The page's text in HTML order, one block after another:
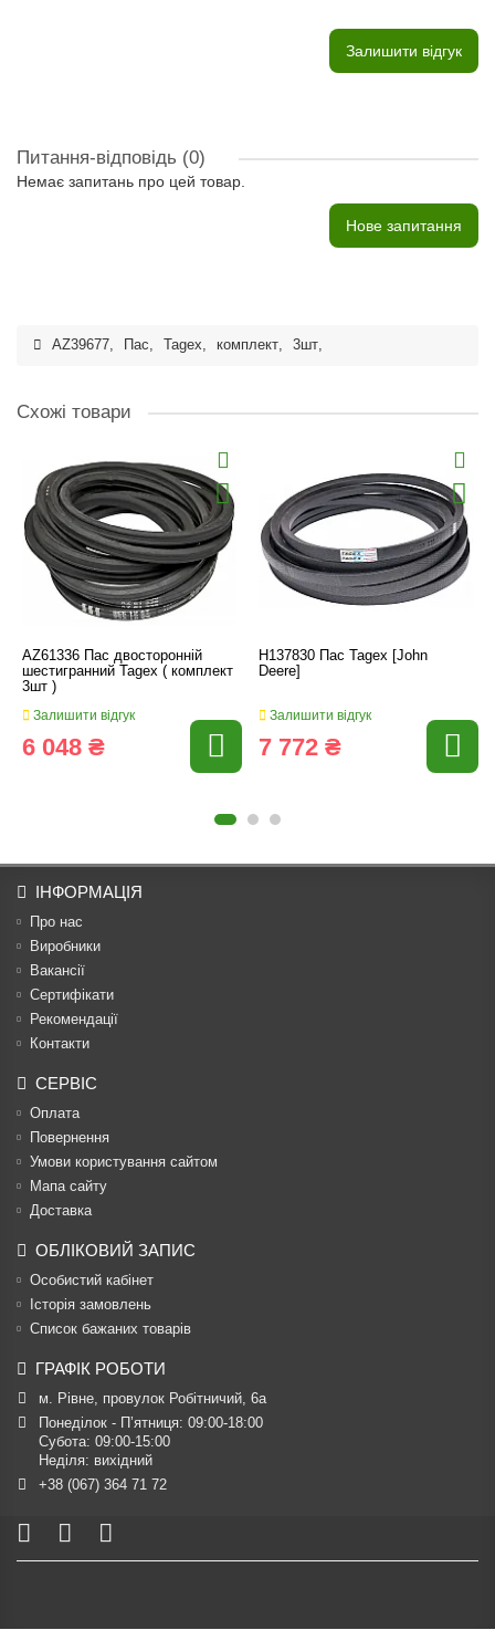
Залишити відгук
Питання-відповідь (0)
Немає запитань про цей товар.
Нове запитання
AZ39677, Пас, Tagex, комплект, 3шт,
Схожі товари
AZ61336 Пас двосторонній
шестигранний Tagex ( комплект
3шт )
Залишити відгук
6 048 ₴
H137830 Пас Tagex [John
Deere]
Залишити відгук
7 772 ₴
ІНФОРМАЦІЯ
Про нас
Виробники
Вакансії
Сертифікати
Рекомендації
Контакти
СЕРВІС
Оплата
Повернення
Умови користування сайтом
Мапа сайту
Доставка
ОБЛІКОВИЙ ЗАПИС
Особистий кабінет
Історія замовлень
Список бажаних товарів
ГРАФІК РОБОТИ
м. Рівне, провулок Робітничий, 6а
Понеділок - П’ятниця: 09:00-18:00
Субота: 09:00-15:00
Неділя: вихідний
+38 (067) 364 71 72